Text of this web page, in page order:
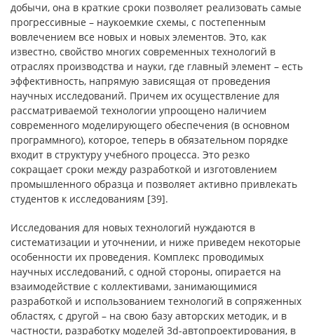
добычи, она в краткие сроки позволяет реализовать самые
прогрессивные – наукоемкие схемы, с постепенным
вовлечением все новых и новых элементов. Это, как
известно, свойство многих современных технологий в
отраслях производства и науки, где главный элемент – есть
эффективность, напрямую зависящая от проведения
научных исследований. Причем их осуществление для
рассматриваемой технологии упроощено наличием
современного моделирующего обеспечения (в основном
программного), которое, теперь в обязательном порядке
входит в структуру учебного процесса. Это резко
сокращает сроки между разработкой и изготовлением
промышленного образца и позволяет активно привлекать
студентов к исследованиям [39].
Исследования для новых технологий нуждаются в
систематизации и уточнении, и ниже приведем некоторые
особенности их проведения. Комплекс проводимых
научных исследований, с одной стороны, опирается на
взаимодействие с коллективами, занимающимися
разработкой и использованием технологий в сопряженных
областях, с другой – на свою базу авторских методик, и в
частности, разработку моделей 3d-автопроектирования, в